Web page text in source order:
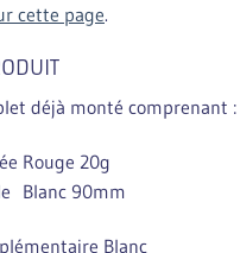
cette page.
déjà monté comprenant :
Rouge 20g
Blanc 90mm
Blanc